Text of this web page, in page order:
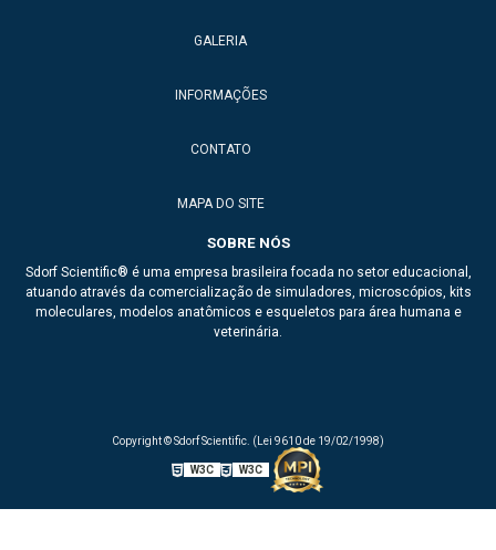
GALERIA
INFORMAÇÕES
CONTATO
MAPA DO SITE
SOBRE NÓS
Sdorf Scientific® é uma empresa brasileira focada no setor educacional,
atuando através da comercialização de simuladores, microscópios, kits
moleculares, modelos anatômicos e esqueletos para área humana e
veterinária.
Copyright © Sdorf Scientific. (Lei 9610 de 19/02/1998)
W3C W3C